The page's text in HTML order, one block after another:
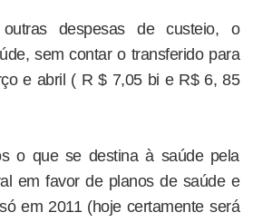
despesas de custeio, o
sem contar o transferido para
e abril ( R $ 7,05 bi e R$ 6, 85
o que se destina à saúde pela
em favor de planos de saúde e
em 2011 (hoje certamente será